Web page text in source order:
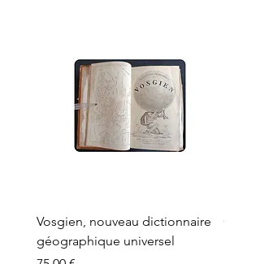
Vosgien, nouveau dictionnaire
géographique universel
Carte